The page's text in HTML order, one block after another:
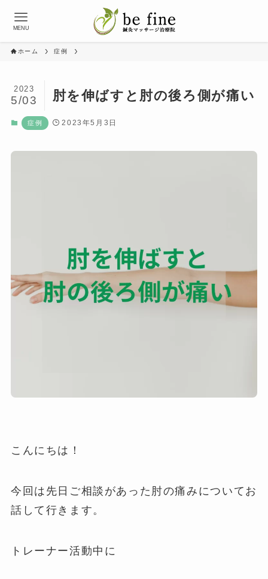
MENU
ホーム 症例
肘を伸ばすと肘の後ろ側が痛い
2023
5/03
症例 2023年5月3日
こんにちは！
今回は先日ご相談があった肘の痛みについてお
話して行きます。
トレーナー活動中に